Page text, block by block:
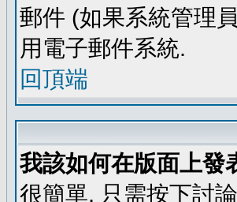
郵件 (如果系統管理
用電子郵件系統.
回頂端
我該如何在版面上發
很簡單, 只需按下討